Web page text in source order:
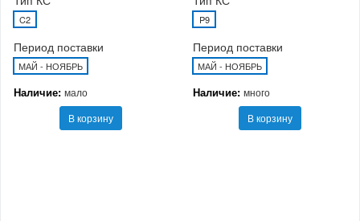
C2
Период поставки
МАЙ - НОЯБРЬ
Наличие: мало
В корзину
P9
Период поставки
МАЙ - НОЯБРЬ
Наличие: много
В корзину